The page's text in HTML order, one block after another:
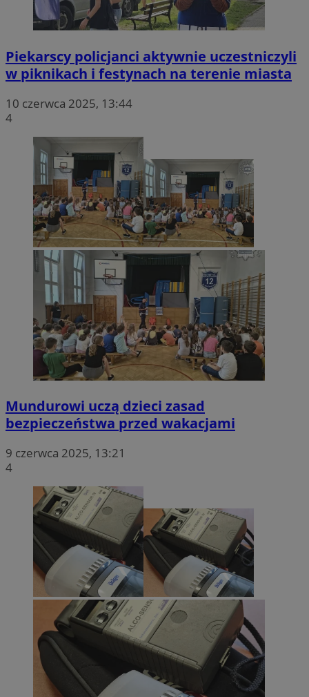
Piekarscy policjanci aktywnie uczestniczyli
w piknikach i festynach na terenie miasta
10 czerwca 2025, 13:44
4
Mundurowi uczą dzieci zasad
bezpieczeństwa przed wakacjami
9 czerwca 2025, 13:21
4